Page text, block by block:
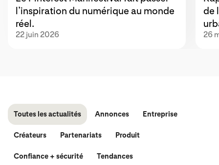
l’inspiration du numérique au monde
réel.
22 juin 2026
de
26
Toutes les actualités Annonces Entreprise
Créateurs Partenariats Produit
Confiance + sécurité Tendances